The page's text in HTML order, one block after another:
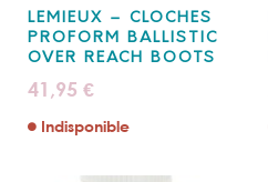
LEMIEUX – CLOCHES
PROFORM BALLISTIC
OVER REACH BOOTS
41,95 €
Indisponible